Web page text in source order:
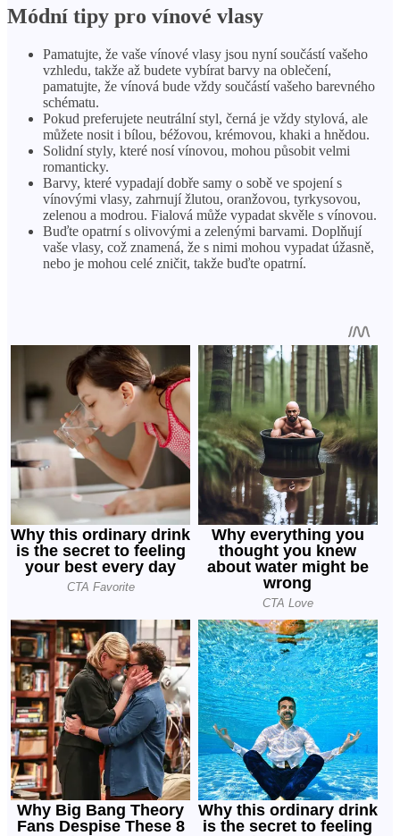
Módní tipy pro vínové vlasy
Pamatujte, že vaše vínové vlasy jsou nyní součástí vašeho
vzhledu, takže až budete vybírat barvy na oblečení,
pamatujte, že vínová bude vždy součástí vašeho barevného
schématu.
Pokud preferujete neutrální styl, černá je vždy stylová, ale
můžete nosit i bílou, béžovou, krémovou, khaki a hnědou.
Solidní styly, které nosí vínovou, mohou působit velmi
romanticky.
Barvy, které vypadají dobře samy o sobě ve spojení s
vínovými vlasy, zahrnují žlutou, oranžovou, tyrkysovou,
zelenou a modrou. Fialová může vypadat skvěle s vínovou.
Buďte opatrní s olivovými a zelenými barvami. Doplňují
vaše vlasy, což znamená, že s nimi mohou vypadat úžasně,
nebo je mohou celé zničit, takže buďte opatrní.